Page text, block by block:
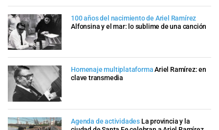
100 años del nacimiento de Ariel Ramírez
Alfonsina y el mar: lo sublime de una canción
Homenaje multiplataformaAriel Ramírez: en
clave transmedia
Agenda de actividades La provincia y la